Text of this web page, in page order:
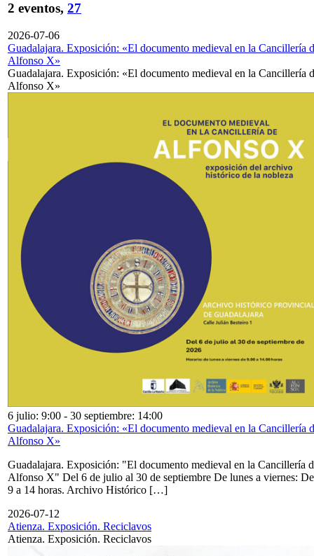
2 eventos, 27
2026-07-06
Guadalajara. Exposición: «El documento medieval en la Cancillería
Alfonso X»
Guadalajara. Exposición: «El documento medieval en la Cancillería
Alfonso X»
6 julio: 9:00 - 30 septiembre: 14:00
Guadalajara. Exposición: «El documento medieval en la Cancillería
Alfonso X»
Guadalajara. Exposición: "El documento medieval en la Cancillería
Alfonso X" Del 6 de julio al 30 de septiembre De lunes a viernes: De
9 a 14 horas. Archivo Histórico […]
2026-07-12
Atienza. Exposición. Reciclavos
Atienza. Exposición. Reciclavos